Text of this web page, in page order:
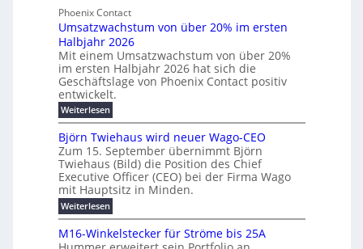
b
r
a
u
c
h
t
m
e
h
r
T
e
m
p
o
u
u
f
ü
r
m
o
d
e
r
n
e
E
e
e
N
H
-
S
i
c
h
e
r
u
n
g
s
l
a
t
e
i
l
i
g
u
n
g
b
e
i
m
2
0
2
6
h
r
f
a
c
h
d
u
r
c
f
ü
h
u
n
g
e
n
f
Phoenix Contact
Umsatzwachstum von über 20% im ersten
Halbjahr 2026
Mit einem Umsatzwachstum von über 20%
im ersten Halbjahr 2026 hat sich die
Geschäftslage von Phoenix Contact positiv
entwickelt.
Weiterlesen:
U
m
s
a
t
w
a
c
h
s
t
Björn Twiehaus wird neuer Wago-CEO
Zum 15. September übernimmt Björn
Twiehaus (Bild) die Position des Chief
Executive Officer (CEO) bei der Firma Wago
mit Hauptsitz in Minden.
Weiterlesen:
B
j
ö
M16-Winkelstecker für Ströme bis 25A